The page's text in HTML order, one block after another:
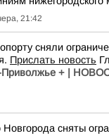
21:42
сняли
Прислать новость
Приволжье + |
Новгорода сняты